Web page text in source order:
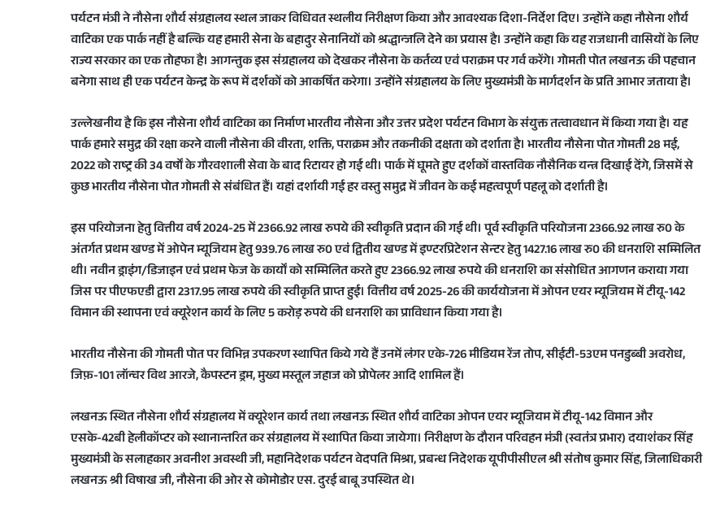
पर्यटन मंत्री ने नौसेना शौर्य संग्रहालय स्थल जाकर विधिवत स्थलीय निरीक्षण किया और आवश्यक दिशा-निर्देश दिए। उन्होंने कहा नौसेना शौर्य
वाटिका एक पार्क नहीं है बल्कि यह हमारी सेना के बहादुर सेनानियों को श्रद्धान्जलि देने का प्रयास है। उन्होंने कहा कि यह राजधानी वासियों के लिए
राज्य सरकार का एक तोहफा है। आगन्तुक इस संग्रहालय को देखकर नौसेना के कर्तव्य एवं पराक्रम पर गर्व करेंगे। गोमती पोत लखनऊ की पहचान
बनेगा साथ ही एक पर्यटन केन्द्र के रूप में दर्शकों को आकर्षित करेगा। उन्होंने संग्रहालय के लिए मुख्यमंत्री के मार्गदर्शन के प्रति आभार जताया है।
उल्लेखनीय है कि इस नौसेना शौर्य वाटिका का निर्माण भारतीय नौसेना और उत्तर प्रदेश पर्यटन विभाग के संयुक्त तत्वावधान में किया गया है। यह
पार्क हमारे समुद्र की रक्षा करने वाली नौसेना की वीरता, शक्ति, पराक्रम और तकनीकी दक्षता को दर्शाता है। भारतीय नौसेना पोत गोमती 28 मई,
2022 को राष्ट्र की 34 वर्षों के गौरवशाली सेवा के बाद रिटायर हो गई थी। पार्क में घूमते हुए दर्शकों वास्तविक नौसैनिक यन्त्र दिखाई देंगे, जिसमें से
कुछ भारतीय नौसेना पोत गोमती से संबंधित हैं। यहां दर्शायी गई हर वस्तु समुद्र में जीवन के कई महत्वपूर्ण पहलू को दर्शाती है।
इस परियोजना हेतु वित्तीय वर्ष 2024-25 में 2366.92 लाख रुपये की स्वीकृति प्रदान की गई थी। पूर्व स्वीकृति परियोजना 2366.92 लाख रु0 के
अंतर्गत प्रथम खण्ड में ओपेन म्यूजियम हेतु 939.76 लाख रु0 एवं द्वितीय खण्ड में इण्टरप्रिटेशन सेन्टर हेतु 1427.16 लाख रु0 की धनराशि सम्मिलित
थी। नवीन ड्राइंग/डिजाइन एवं प्रथम फेज के कार्यों को सम्मिलित करते हुए 2366.92 लाख रुपये की धनराशि का संसोधित आगणन कराया गया
जिस पर पीएफएडी द्वारा 2317.95 लाख रुपये की स्वीकृति प्राप्त हुई। वित्तीय वर्ष 2025-26 की कार्ययोजना में ओपन एयर म्यूजियम में टीयू-142
विमान की स्थापना एवं क्यूरेशन कार्य के लिए 5 करोड़ रुपये की धनराशि का प्राविधान किया गया है।
भारतीय नौसेना की गोमती पोत पर विभिन्न उपकरण स्थापित किये गये हैं उनमें लंगर एके-726 मीडियम रेंज तोप, सीईटी-53एम पनडुब्बी अवरोध,
जिफ़-101 लॉन्चर विथ आरजे, कैपस्टन ड्रम, मुख्य मस्तूल जहाज को प्रोपेलर आदि शामिल हैं।
लखनऊ स्थित नौसेना शौर्य संग्रहालय में क्यूरेशन कार्य तथा लखनऊ स्थित शौर्य वाटिका ओपन एयर म्यूजियम में टीयू-142 विमान और
एसके-42बी हेलीकॉप्टर को स्थानान्तरित कर संग्रहालय में स्थापित किया जायेगा। निरीक्षण के दौरान परिवहन मंत्री (स्वतंत्र प्रभार) दयाशंकर सिंह
मुख्यमंत्री के सलाहकार अवनीश अवस्थी जी, महानिदेशक पर्यटन वेदपति मिश्रा, प्रबन्ध निदेशक यूपीपीसीएल श्री संतोष कुमार सिंह, जिलाधिकारी
लखनऊ श्री विषाख जी, नौसेना की ओर से कोमोडोर एस. दुरई बाबू उपस्थित थे।